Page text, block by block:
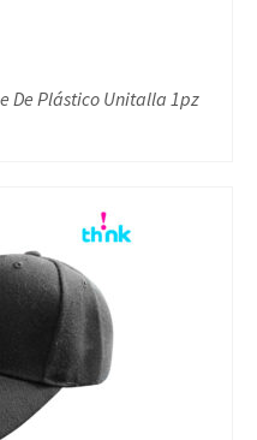
De Plástico Unitalla 1pz